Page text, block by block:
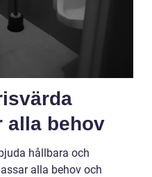
alla behov
hållbara och
alla behov och